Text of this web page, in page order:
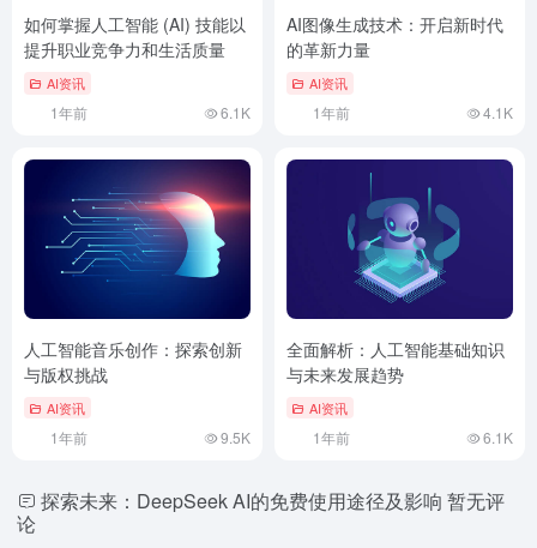
如何掌握人工智能 (AI) 技能以
提升职业竞争力和生活质量
AI资讯
1年前 6.1K
AI图像生成技术：开启新时代
的革新力量
AI资讯
1年前 4.1K
人工智能音乐创作：探索创新
与版权挑战
AI资讯
1年前 9.5K
全面解析：人工智能基础知识
与未来发展趋势
AI资讯
1年前 6.1K
探索未来：DeepSeek AI的免费使用途径及影响 暂无评
论